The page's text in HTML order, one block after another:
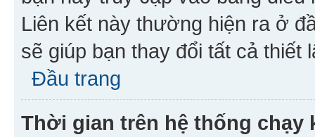
Liên kết này thường hiện ra ở
sẽ giúp bạn thay đổi tất cả thiết
Đầu trang
Thời gian trên hệ thống chạy